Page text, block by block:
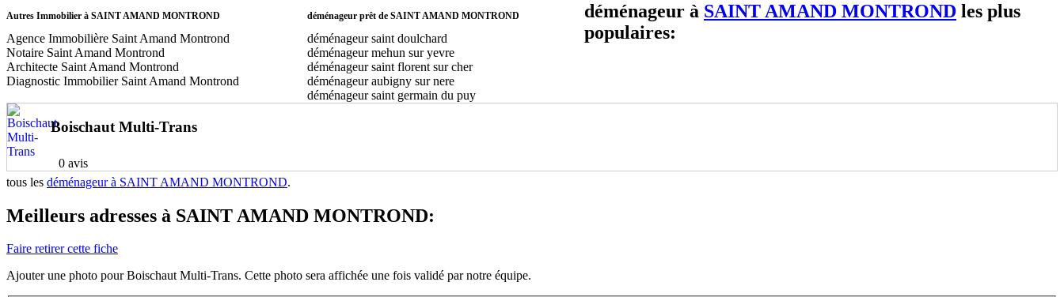
Autres Immobilier à SAINT AMAND MONTROND
Agence Immobilière Saint Amand Montrond
Notaire Saint Amand Montrond
Architecte Saint Amand Montrond
Diagnostic Immobilier Saint Amand Montrond
déménageur prêt de SAINT AMAND MONTROND
déménageur saint doulchard
déménageur mehun sur yevre
déménageur saint florent sur cher
déménageur aubigny sur nere
déménageur saint germain du puy
déménageur à SAINT AMAND MONTROND les plus
populaires:
Boischaut Multi-Trans
0 avis
tous les déménageur à SAINT AMAND MONTROND.
Meilleurs adresses à SAINT AMAND MONTROND:
Faire retirer cette fiche
Ajouter une photo pour Boischaut Multi-Trans. Cette photo sera affichée une fois validé par notre équipe.